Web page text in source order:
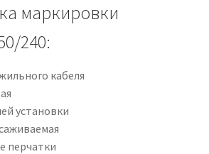
маркировки
240:
кабеля
установки
перчатки